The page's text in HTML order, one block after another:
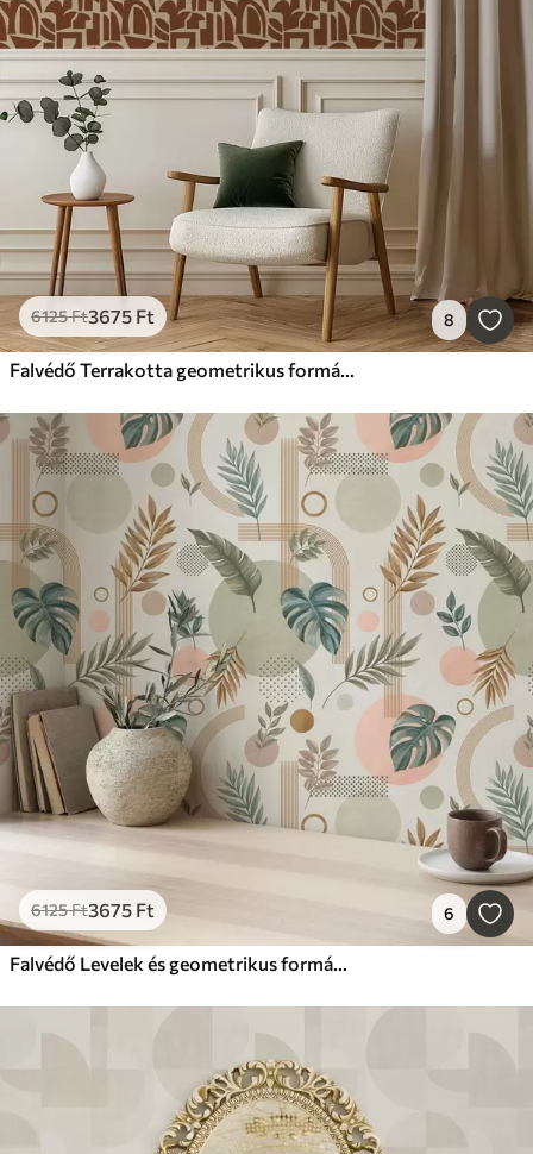
6125Ft3675 Ft 8
Falvédő Terrakotta geometrikus formák lenvászonon
6125Ft3675 Ft 6
Falvédő Levelek és geometrikus formák nyugodt, meleg árnyalatokban